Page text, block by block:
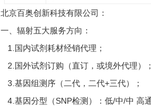
北京百奥创新科技有限公司：
一、辐射五大服务方向：
1.国内试剂耗材经销代理；
2.国外试剂订购（直订，或境外代理）；
3.基因组测序（二代，二代+三代）；
4.基因分型（SNP检测）：低/中/中 高